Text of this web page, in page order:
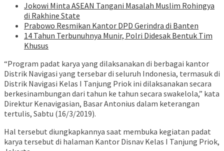
Jokowi Minta ASEAN Tangani Masalah Muslim Rohingya
di Rakhine State
Prabowo Resmikan Kantor DPD Gerindra di Banten
14 Tahun Terbunuhnya Munir, Polri Didesak Bentuk Tim
Khusus
“Program padat karya yang dilaksanakan di berbagai kantor
Distrik Navigasi yang tersebar di seluruh Indonesia, termasuk di
Distrik Navigasi Kelas I Tanjung Priok ini dilaksanakan secara
berkesinambungan dari tahun ke tahun secara swakelola,” kata
Direktur Kenavigasian, Basar Antonius dalam keterangan
tertulis, Sabtu (16/3/2019).
Hal tersebut diungkapkannya saat membuka kegiatan padat
karya tersebut di halaman Kantor Disnav Kelas I Tanjung Priok,